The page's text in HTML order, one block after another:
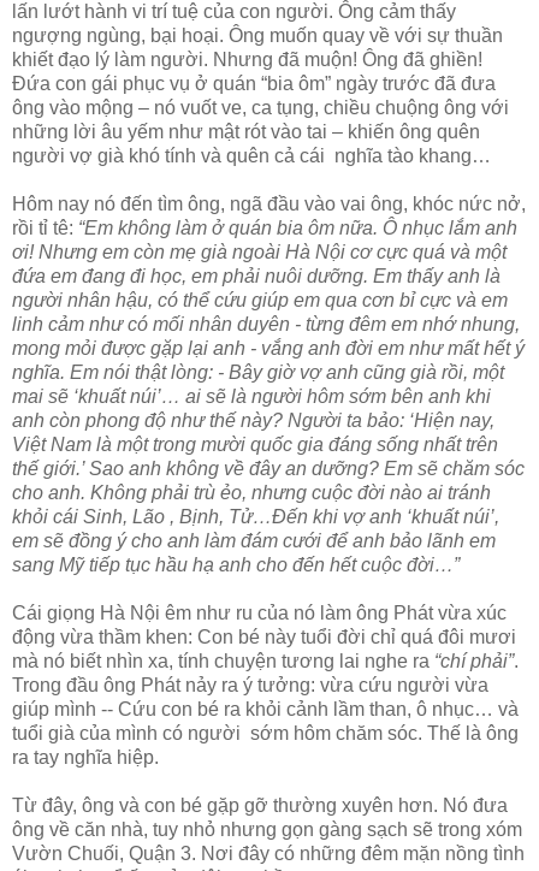
lấn lướt hành vi trí tuệ của con người. Ông cảm thấy
ngượng ngùng, bại hoại. Ông muốn quay về với sự thuần
khiết đạo lý làm người. Nhưng đã muộn! Ông đã ghiền!
Đứa con gái phục vụ ở quán “bia ôm” ngày trước đã đưa
ông vào mộng – nó vuốt ve, ca tụng, chiều chuộng ông với
những lời âu yếm như mật rót vào tai – khiến ông quên
người vợ già khó tính và quên cả cái nghĩa tào khang…
Hôm nay nó đến tìm ông, ngã đầu vào vai ông, khóc nức nở,
rồi tỉ tê: “Em không làm ở quán bia ôm nữa. Ô nhục lắm anh
ơi! Nhưng em còn mẹ già ngoài Hà Nội cơ cực quá và một
đứa em đang đi học, em phải nuôi dưỡng. Em thấy anh là
người nhân hậu, có thể cứu giúp em qua cơn bỉ cực và em
linh cảm như có mối nhân duyên - từng đêm em nhớ nhung,
mong mỏi được gặp lại anh - vắng anh đời em như mất hết ý
nghĩa. Em nói thật lòng: - Bây giờ vợ anh cũng già rồi, một
mai sẽ ‘khuất núi’… ai sẽ là người hôm sớm bên anh khi
anh còn phong độ như thế này? Người ta bảo: ‘Hiện nay,
Việt Nam là một trong mười quốc gia đáng sống nhất trên
thế giới.’ Sao anh không về đây an dưỡng? Em sẽ chăm sóc
cho anh. Không phải trù ẻo, nhưng cuộc đời nào ai tránh
khỏi cái Sinh, Lão , Bịnh, Tử…Đến khi vợ anh ‘khuất núi’,
em sẽ đồng ý cho anh làm đám cưới để anh bảo lãnh em
sang Mỹ tiếp tục hầu hạ anh cho đến hết cuộc đời…”
Cái giọng Hà Nội êm như ru của nó làm ông Phát vừa xúc
động vừa thầm khen: Con bé này tuổi đời chỉ quá đôi mươi
mà nó biết nhìn xa, tính chuyện tương lai nghe ra “chí phải”.
Trong đầu ông Phát nảy ra ý tưởng: vừa cứu người vừa
giúp mình -- Cứu con bé ra khỏi cảnh lầm than, ô nhục… và
tuổi già của mình có người sớm hôm chăm sóc. Thế là ông
ra tay nghĩa hiệp.
Từ đây, ông và con bé gặp gỡ thường xuyên hơn. Nó đưa
ông về căn nhà, tuy nhỏ nhưng gọn gàng sạch sẽ trong xóm
Vườn Chuối, Quận 3. Nơi đây có những đêm mặn nồng tình